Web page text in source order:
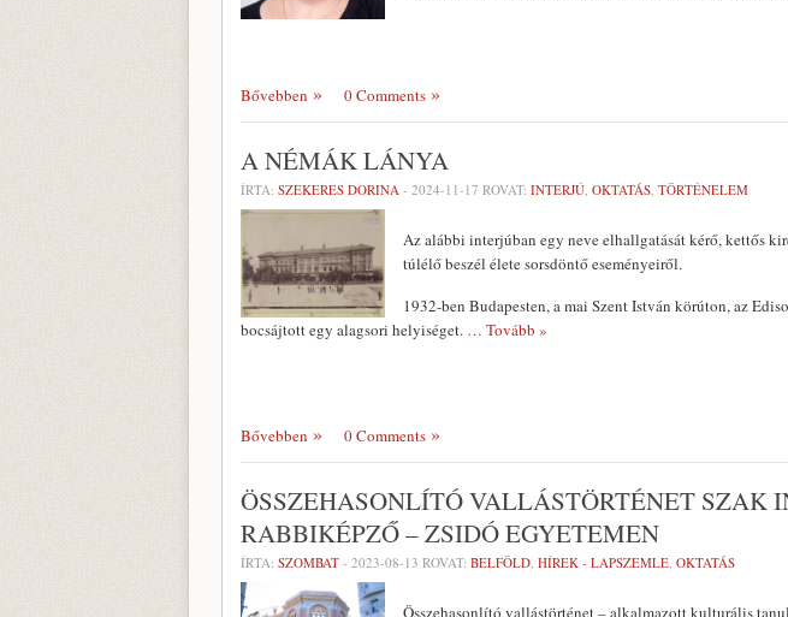
Bővebben 0 Comments
A NÉMÁK LÁNYA
ÍRTA: SZEKERES DORINA - 2024-11-17 ROVAT: INTERJÚ, OKTATÁS, TÖRTÉNELEM
Az alábbi interjúban egy neve elhallgatását kérő, kettős
túlélő beszél élete sorsdöntő eseményeiről.
1932-ben Budapesten, a mai Szent István körúton, az
bocsájtott egy alagsori helyiséget. … Tovább »
Bővebben 0 Comments
ÖSSZEHASONLÍTÓ VALLÁSTÖRTÉNET SZAK
RABBIKÉPZŐ – ZSIDÓ EGYETEMEN
ÍRTA: SZOMBAT - 2023-08-13 ROVAT: BELFÖLD, HÍREK - LAPSZEMLE, OKTATÁS
Összehasonlító vallástörténet – alkalmazott kulturális